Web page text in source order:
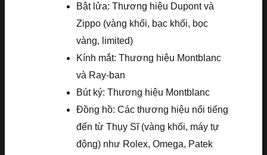
Bật lửa: Thương hiệu Dupont và
Zippo (vàng khối, bạc khối, bọc
vàng, limited)
Kính mắt: Thương hiệu Montblanc
và Ray-ban
Bút ký: Thương hiệu Montblanc
Đồng hồ: Các thương hiệu nổi tiếng
đến từ Thụy Sĩ (vàng khối, máy tự
động) như Rolex, Omega, Patek